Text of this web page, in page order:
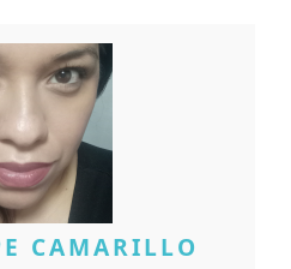
CAMARILLO